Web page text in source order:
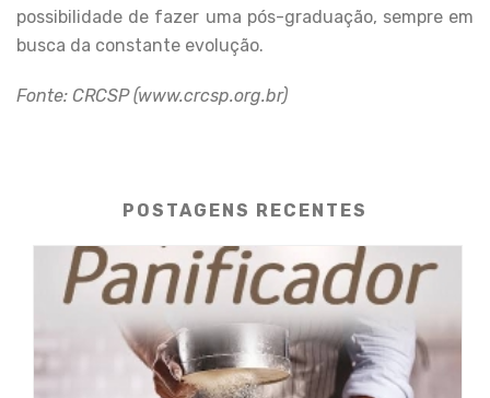
possibilidade de fazer uma pós-graduação, sempre em
busca da constante evolução.
Fonte: CRCSP (www.crcsp.org.br)
POSTAGENS RECENTES